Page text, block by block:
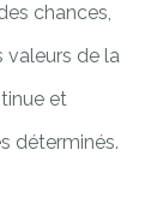
chances,
valeurs de la
et
déterminés.